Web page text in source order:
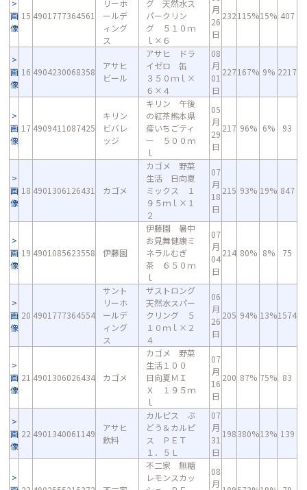
画
像
15 4901777364561
リーホ
ールデ
ィング
ス
グ 天然水ス
パークリン
グ ５１０ｍ
ｌ×６
月
26
日
232115%15% 407
画
像
16 4904230068358
アサヒ
ビール
アサヒ ドラ
イゼロ 缶
３５０ｍｌ×
６×４
08
月
01
日
227167% 9% 2217
画
像
17 4909411087425
キリン
ビバレ
ッジ
キリン 午後
の紅茶熊本県
産いちごティ
ー ５００ｍ
ｌ
05
月
29
日
217 96% 6% 93
画
像
18 4901306126431 カゴメ
カゴメ 野菜
生活 日向夏
ミックス １
９５ｍｌ×１
２
07
月
18
日
215 93% 19% 847
画
像
19 4901085623558 伊藤園
伊藤園 暑中
お見舞健康ミ
ネラルむぎ
茶 ６５０ｍ
ｌ
07
月
04
日
214 80% 8% 75
画
像
20 4901777364554
サント
リーホ
ールデ
ィング
ス
ザストロング
天然水スパー
クリング ５
１０ｍｌ×２
４
06
月
26
日
205 94% 13%1574
画
像
21 4901306026434 カゴメ
カゴメ 野菜
生活１００
日向夏ＭＩ
Ｘ １９５ｍ
ｌ
07
月
16
日
200 87% 75% 83
画
像
22 4901340061149
アサヒ
飲料
カルピス ぶ
どう＆カルピ
ス ＰＥＴ
１．５Ｌ
07
月
31
日
198380%13% 139
不二家 無糖
レモンスカッ
08
月